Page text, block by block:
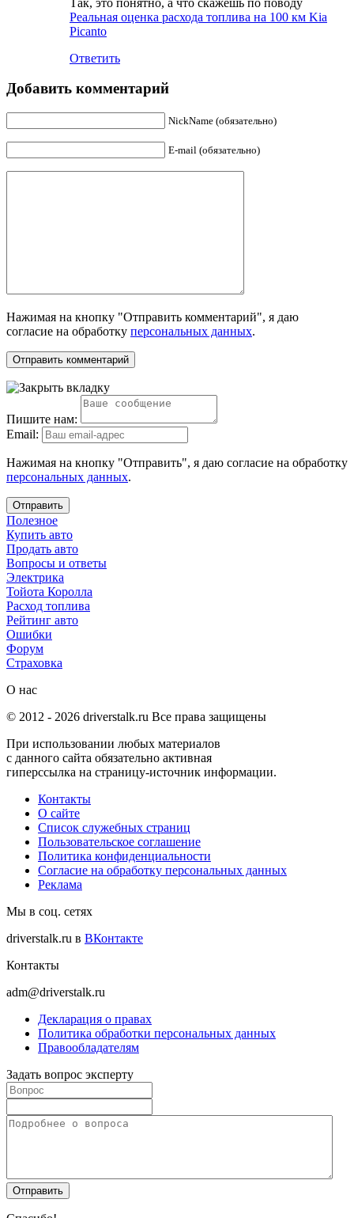
Реальная оценка расхода топлива на 100 км Kia
Picanto
Ответить
Добавить комментарий
NickName (обязательно)
E-mail (обязательно)
Нажимая на кнопку "Отправить комментарий", я даю
согласие на обработку персональных данных.
Пишите нам:
Email:
Нажимая на кнопку "Отправить", я даю согласие на обработку
персональных данных.
Отправить
Полезное
Купить авто
Продать авто
Вопросы и ответы
Электрика
Тойота Королла
Расход топлива
Рейтинг авто
Ошибки
Форум
Страховка
О нас
© 2012 - 2026 driverstalk.ru Все права защищены
При использовании любых материалов
с данного сайта обязательно активная
гиперссылка на страницу-источник информации.
Контакты
О сайте
Список служебных страниц
Пользовательское соглашение
Политика конфиденциальности
Согласие на обработку персональных данных
Реклама
Мы в соц. сетях
driverstalk.ru в ВКонтакте
Контакты
adm@driverstalk.ru
Декларация о правах
Политика обработки персональных данных
Правообладателям
Задать вопрос эксперту